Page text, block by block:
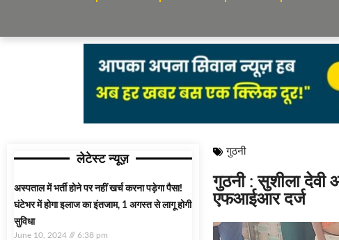
लेटेस्ट न्यूज़
अस्‍पताल में भर्ती होने पर नहीं खर्च करना पड़ेगा पैसा!
घंटेभर में होगा इलाज का इंतजाम, 1 अगस्‍त से लागू होगी
सुविधा
June 10, 2024 6:38 pm
गुठनी
गुठनी : सुशीला देवी
एफआईआर दर्ज